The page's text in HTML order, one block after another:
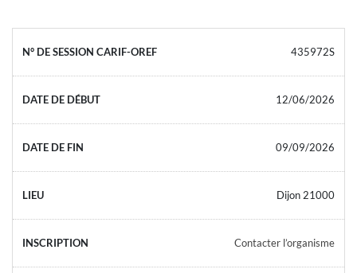
435972S
12/06/2026
09/09/2026
Dijon 21000
Contacter l’organisme